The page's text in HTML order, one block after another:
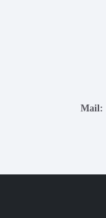
Mail: